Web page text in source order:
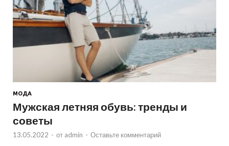
МОДА
Мужская летняя обувь: тренды и
советы
13.05.2022 - от admin - Оставьте комментарий